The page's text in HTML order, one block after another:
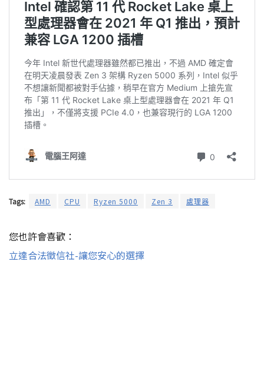
Tags: AMD CPU Ryzen 5000 Zen 3 處理器
您也許會喜歡：
立達合法徵信社-讓您安心的選擇